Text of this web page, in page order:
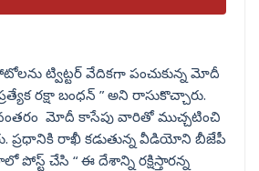
ట్విట్టర్ వేదికగా పంచుకున్న మోదీ
రక్షా బంధన్ ” అని రాసుకొచ్చారు.
మోదీ కాసేపు వారితో ముచ్చటించి
ప్రధానికి రాఖీ కడుతున్న వీడియోని బీజేపీ
పోస్ట్ చేసి “ ఈ దేశాన్ని రక్షిస్తారన్న